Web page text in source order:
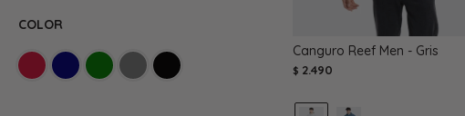
Canguro Reef Men - Gris
$ 2.490
COLOR